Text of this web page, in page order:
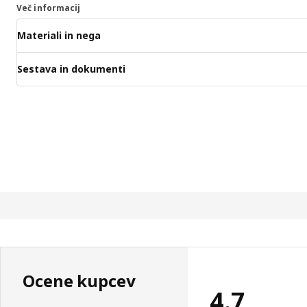
Več informacij
Materiali in nega
Sestava in dokumenti
Ocene kupcev